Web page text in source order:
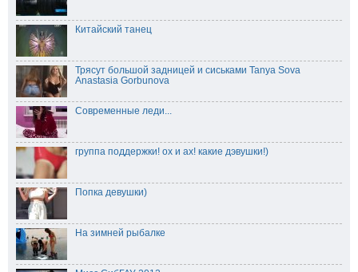
Китайский танец
Трясут большой задницей и сиськами Tanya Sova
Anastasia Gorbunova
Современные леди...
группа поддержки! ох и ах! какие дэвушки!)
Попка девушки)
На зимней рыбалке